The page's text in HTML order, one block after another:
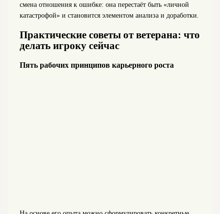
смена отношения к ошибке: она перестаёт быть «личной
катастрофой» и становится элементом анализа и доработки.
Практические советы от ветерана: что
делать игроку сейчас
Пять рабочих принципов карьерного роста